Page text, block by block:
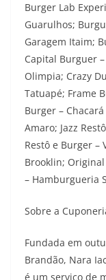
Burger Lab
Guarulhos;
Garagem Itaim;
Capital Burguer
Olimpia; Crazy
Tatuapé; Frame
Burger –
Amaro; Jazz
Restô e Burger
Brooklin;
– Hamburgueria
Sobre a
Fundada em
Brandão, Nara
é um serviço de